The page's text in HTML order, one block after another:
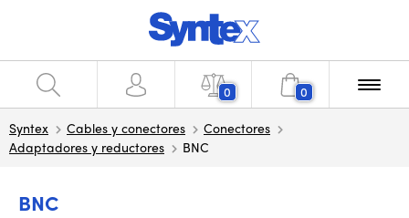
0 0
Syntex Cables y conectores
Conectores
Adaptadores y reductores
BNC
BNC